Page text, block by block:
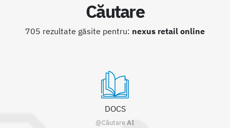
Căutare
705 rezultate găsite pentru: nexus retail online
DOCS
@CăutareAI